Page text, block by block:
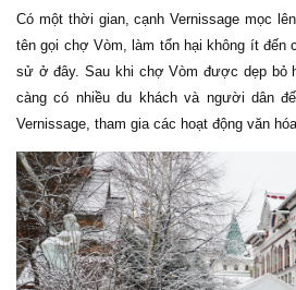
Có một thời gian, cạnh Vernissage mọc
tên gọi chợ Vòm, làm tổn hại không ít đến
sử ở đây. Sau khi chợ Vòm được dẹp bỏ
càng có nhiều du khách và người dân
Vernissage, tham gia các hoạt động văn